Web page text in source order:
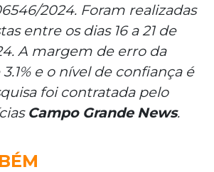
2024. Foram realizadas
entre os dias 16 a 21 de
A margem de erro da
e o nível de confiança é
foi contratada pelo
Campo Grande News.